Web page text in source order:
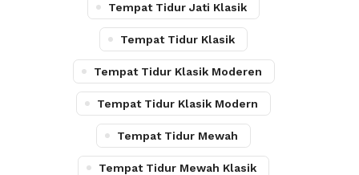
Tempat Tidur Jati Klasik
Tempat Tidur Klasik
Tempat Tidur Klasik Moderen
Tempat Tidur Klasik Modern
Tempat Tidur Mewah
Tempat Tidur Mewah Klasik